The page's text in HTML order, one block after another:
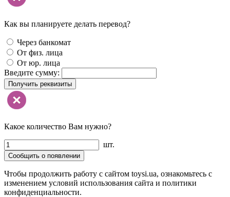
Как вы планируете делать перевод?
Через банкомат
От физ. лица
От юр. лица
Введите сумму:
Получить реквизиты
Какое количество Вам нужно?
шт.
Сообщить о появлении
Чтобы продолжить работу с сайтом toysi.ua, ознакомьтесь с
изменением условий использования сайта и политики
конфиденциальности.